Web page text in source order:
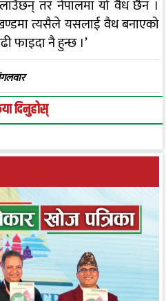
तर नेपालमा यो वैध छैन ।
त्यसैले यसलाई वैध बनाएको
फाइदा नै हुन्छ ।’
दिनुहोस्